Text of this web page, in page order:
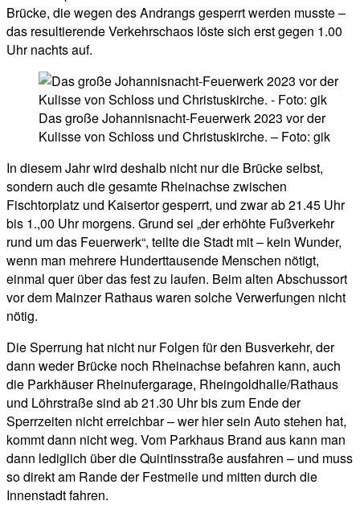
Brücke, die wegen des Andrangs gesperrt werden musste –
das resultierende Verkehrschaos löste sich erst gegen 1.00
Uhr nachts auf.
Das große Johannisnacht-Feuerwerk 2023 vor der
Kulisse von Schloss und Christuskirche. – Foto: gik
In diesem Jahr wird deshalb nicht nur die Brücke selbst,
sondern auch die gesamte Rheinachse zwischen
Fischtorplatz und Kaisertor gesperrt, und zwar ab 21.45 Uhr
bis 1.,00 Uhr morgens. Grund sei „der erhöhte Fußverkehr
rund um das Feuerwerk“, teilte die Stadt mit – kein Wunder,
wenn man mehrere Hunderttausende Menschen nötigt,
einmal quer über das fest zu laufen. Beim alten Abschussort
vor dem Mainzer Rathaus waren solche Verwerfungen nicht
nötig.
Die Sperrung hat nicht nur Folgen für den Busverkehr, der
dann weder Brücke noch Rheinachse befahren kann, auch
die Parkhäuser Rheinufergarage, Rheingoldhalle/Rathaus
und Löhrstraße sind ab 21.30 Uhr bis zum Ende der
Sperrzeiten nicht erreichbar – wer hier sein Auto stehen hat,
kommt dann nicht weg. Vom Parkhaus Brand aus kann man
dann lediglich über die Quintinsstraße ausfahren – und muss
so direkt am Rande der Festmeile und mitten durch die
Innenstadt fahren.